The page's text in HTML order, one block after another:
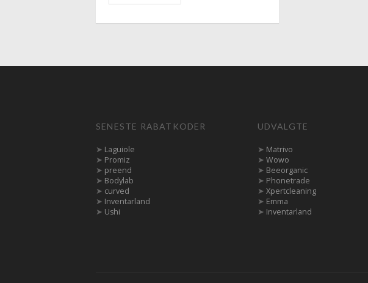
SENESTE RABATKODER
➤ Laguiole
➤ Promiz
➤ preend
➤ Bodylab
➤ curved
➤ Inventarland
➤ Ushi
UDVALGTE
➤ Matrivo
➤ Wowo
➤ Beeorganic
➤ Phonetrade
➤ Xpertcleaning
➤ Emma
➤ Inventarland